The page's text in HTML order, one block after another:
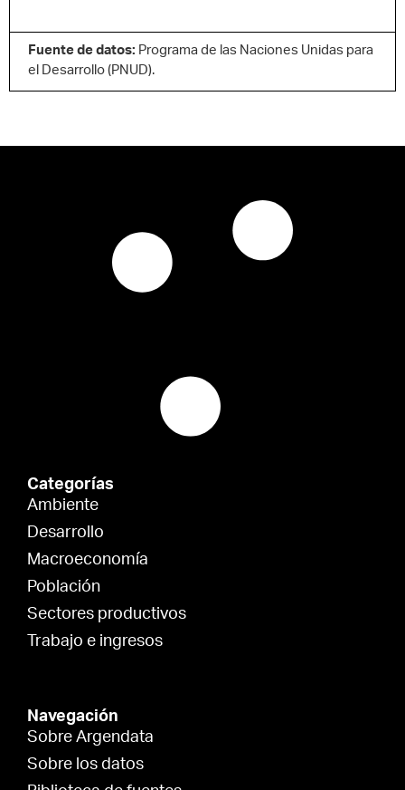
Fuente de datos: Programa de las Naciones Unidas para
el Desarrollo (PNUD).
Categorías
Ambiente
Desarrollo
Macroeconomía
Población
Sectores productivos
Trabajo e ingresos
Navegación
Sobre Argendata
Sobre los datos